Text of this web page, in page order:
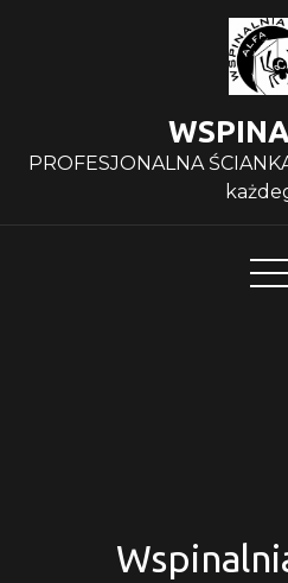
PROFESJONALNA